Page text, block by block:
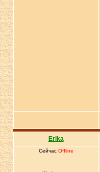
Erika
Сейчас Offline